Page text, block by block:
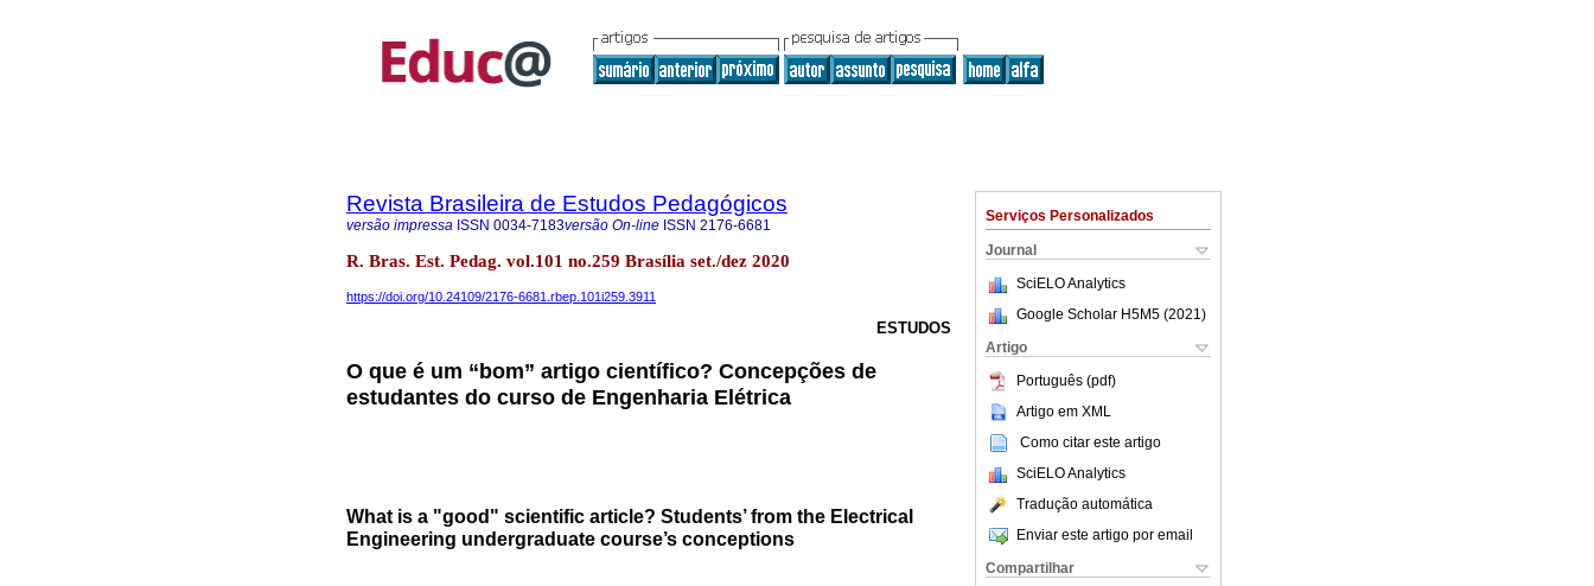
Serviços Personalizados
Journal
SciELO Analytics
Google Scholar H5M5 (2021 )
Artigo
Português (pdf)
Artigo em XML
Como citar este artigo
SciELO Analytics
Tradução automática
Enviar este artigo por email
Compartilhar
Revista Brasileira de Estudos Pedagógicos
versão impressa ISSN 0034-7183versão On-line ISSN 2176-6681
R. Bras. Est. Pedag. vol.101 no.259 Brasília set./dez 2020
https://doi.org/10.24109/2176-6681.rbep.101i259.3911
ESTUDOS
O que é um “bom” artigo científico? Concepções de
estudantes do curso de Engenharia Elétrica
What is a "good" scientific article? Students’ from the Electrical
Engineering undergraduate course’s conceptions